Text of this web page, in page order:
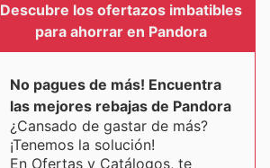
Descubre los ofertazos imbatibles
para ahorrar en Pandora
No pagues de más! Encuentra
las mejores rebajas de Pandora
¿Cansado de gastar de más?
¡Tenemos la solución!
En Ofertas y Catálogos, te